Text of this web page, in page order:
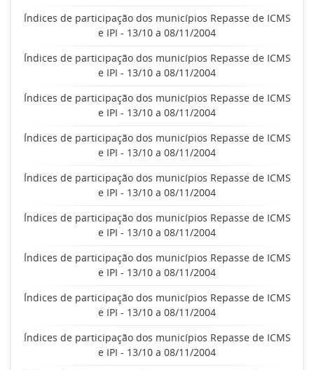
Índices de participação dos municípios Repasse de ICMS
e IPI - 13/10 a 08/11/2004
Índices de participação dos municípios Repasse de ICMS
e IPI - 13/10 a 08/11/2004
Índices de participação dos municípios Repasse de ICMS
e IPI - 13/10 a 08/11/2004
Índices de participação dos municípios Repasse de ICMS
e IPI - 13/10 a 08/11/2004
Índices de participação dos municípios Repasse de ICMS
e IPI - 13/10 a 08/11/2004
Índices de participação dos municípios Repasse de ICMS
e IPI - 13/10 a 08/11/2004
Índices de participação dos municípios Repasse de ICMS
e IPI - 13/10 a 08/11/2004
Índices de participação dos municípios Repasse de ICMS
e IPI - 13/10 a 08/11/2004
Índices de participação dos municípios Repasse de ICMS
e IPI - 13/10 a 08/11/2004